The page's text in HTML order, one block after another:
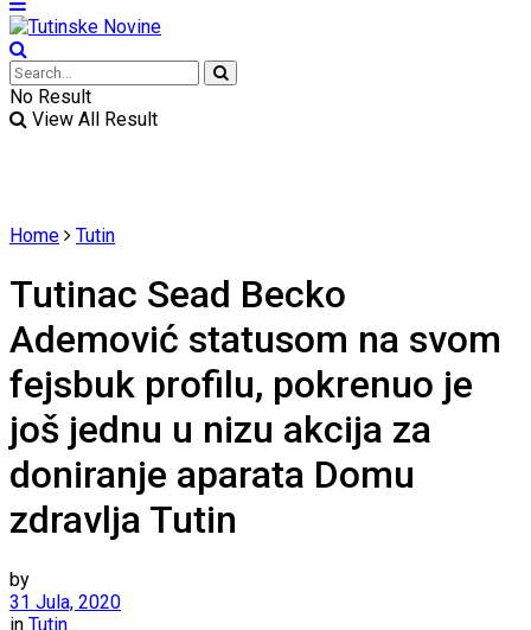
No Result
View All Result
Home Tutin
Tutinac Sead Becko
Ademović statusom na svom
fejsbuk profilu, pokrenuo je
još jednu u nizu akcija za
doniranje aparata Domu
zdravlja Tutin
by
31 Jula, 2020
in Tutin